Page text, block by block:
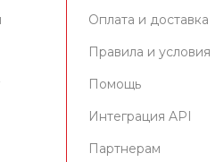
Оплата и доставка
Правила и условия
Помощь
Интеграция API
Партнерам